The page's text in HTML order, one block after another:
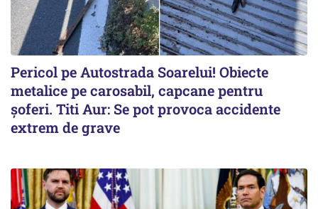
Pericol pe Autostrada Soarelui! Obiecte
metalice pe carosabil, capcane pentru
șoferi. Titi Aur: Se pot provoca accidente
extrem de grave